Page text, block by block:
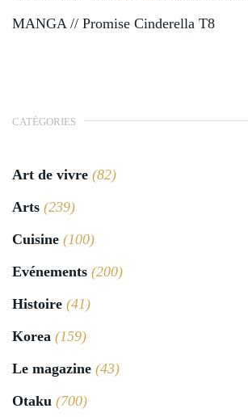
MANGA // Promise Cinderella T8
CATÉGORIES
Art de vivre (82)
Arts (239)
Cuisine (100)
Evénements (200)
Histoire (41)
Korea (159)
Le magazine (43)
Otaku (700)